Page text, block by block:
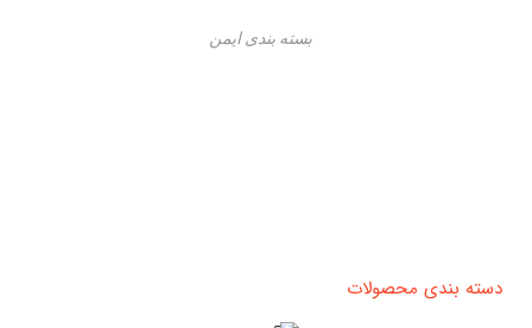
بسته بندی ایمن
دسته بندی محصولات​